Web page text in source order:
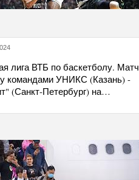
лига ВТБ по баскетболу. Матч
командами УНИКС (Казань) -
(Санкт-Петербург) на…